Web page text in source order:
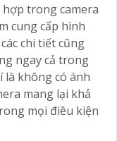
trong camera
cung cấp hình
chi tiết cũng
ngay cả trong
là không có ánh
mang lại khả
mọi điều kiện